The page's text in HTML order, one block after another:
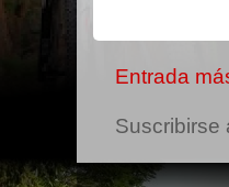
Entrada
Suscribirse